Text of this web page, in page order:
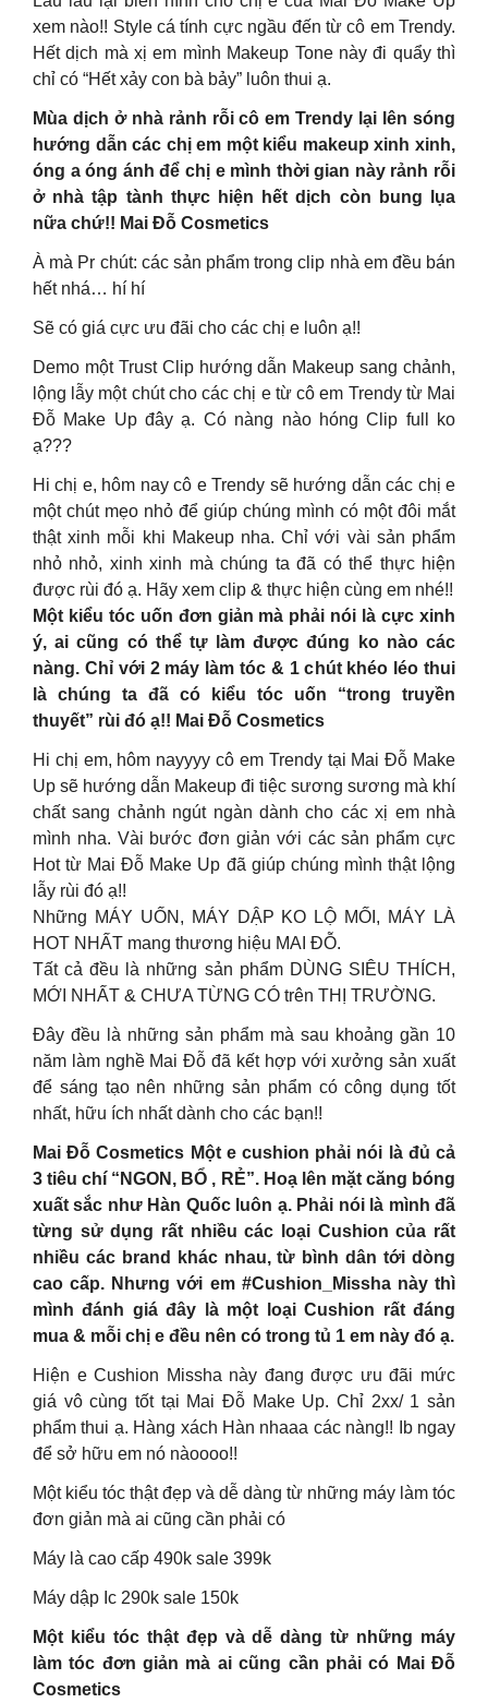
xem nào!! Style cá tính cực ngầu đến từ cô em Trendy.
Hết dịch mà xị em mình Makeup Tone này đi quẩy thì
chỉ có “Hết xảy con bà bảy” luôn thui ạ.
Mùa dịch ở nhà rảnh rỗi cô em Trendy lại lên sóng
hướng dẫn các chị em một kiểu makeup xinh xinh,
óng a óng ánh để chị e mình thời gian này rảnh rỗi
ở nhà tập tành thực hiện hết dịch còn bung lụa
nữa chứ!! Mai Đỗ Cosmetics
À mà Pr chút: các sản phẩm trong clip nhà em đều bán
hết nhá… hí hí
Sẽ có giá cực ưu đãi cho các chị e luôn ạ!!
Demo một Trust Clip hướng dẫn Makeup sang chảnh,
lộng lẫy một chút cho các chị e từ cô em Trendy từ Mai
Đỗ Make Up đây ạ. Có nàng nào hóng Clip full ko
ạ???
Hi chị e, hôm nay cô e Trendy sẽ hướng dẫn các chị e
một chút mẹo nhỏ để giúp chúng mình có một đôi mắt
thật xinh mỗi khi Makeup nha. Chỉ với vài sản phẩm
nhỏ nhỏ, xinh xinh mà chúng ta đã có thể thực hiện
được rùi đó ạ. Hãy xem clip & thực hiện cùng em nhé!!
Một kiểu tóc uốn đơn giản mà phải nói là cực xinh
ý, ai cũng có thể tự làm được đúng ko nào các
nàng. Chỉ với 2 máy làm tóc & 1 chút khéo léo thui
là chúng ta đã có kiểu tóc uốn “trong truyền
thuyết” rùi đó ạ!! Mai Đỗ Cosmetics
Hi chị em, hôm nayyyy cô em Trendy tại Mai Đỗ Make
Up sẽ hướng dẫn Makeup đi tiệc sương sương mà khí
chất sang chảnh ngút ngàn dành cho các xị em nhà
mình nha. Vài bước đơn giản với các sản phẩm cực
Hot từ Mai Đỗ Make Up đã giúp chúng mình thật lộng
lẫy rùi đó ạ!!
Những MÁY UỐN, MÁY DẬP KO LỘ MỐI, MÁY LÀ
HOT NHẤT mang thương hiệu MAI ĐỖ.
Tất cả đều là những sản phẩm DÙNG SIÊU THÍCH,
MỚI NHẤT & CHƯA TỪNG CÓ trên THỊ TRƯỜNG.
Đây đều là những sản phẩm mà sau khoảng gần 10
năm làm nghề Mai Đỗ đã kết hợp với xưởng sản xuất
để sáng tạo nên những sản phẩm có công dụng tốt
nhất, hữu ích nhất dành cho các bạn!!
Mai Đỗ Cosmetics Một e cushion phải nói là đủ cả
3 tiêu chí “NGON, BỔ , RẺ”. Hoạ lên mặt căng bóng
xuất sắc như Hàn Quốc luôn ạ. Phải nói là mình đã
từng sử dụng rất nhiều các loại Cushion của rất
nhiều các brand khác nhau, từ bình dân tới dòng
cao cấp. Nhưng với em #Cushion_Missha này thì
mình đánh giá đây là một loại Cushion rất đáng
mua & mỗi chị e đều nên có trong tủ 1 em này đó ạ.
Hiện e Cushion Missha này đang được ưu đãi mức
giá vô cùng tốt tại Mai Đỗ Make Up. Chỉ 2xx/ 1 sản
phẩm thui ạ. Hàng xách Hàn nhaaa các nàng!! Ib ngay
để sở hữu em nó nàoooo!!
Một kiểu tóc thật đẹp và dễ dàng từ những máy làm tóc
đơn giản mà ai cũng cần phải có
Máy là cao cấp 490k sale 399k
Máy dập Ic 290k sale 150k
Một kiểu tóc thật đẹp và dễ dàng từ những máy
làm tóc đơn giản mà ai cũng cần phải có Mai Đỗ
Cosmetics